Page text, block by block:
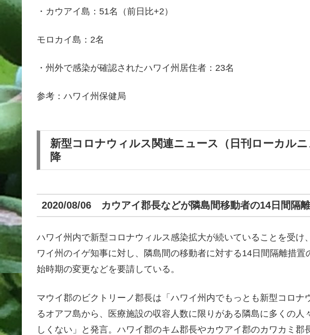
・カウアイ島：51名（前日比+2）
モロカイ島：2名
・州外で感染が確認されたハワイ州居住者：23名
参考：ハワイ州保健局
新型コロナウィルス関連ニュース（日刊ローカル
降
2020/08/06 カウアイ郡長などが隣島間移動者の14日間隔
ハワイ州内で新型コロナウィルス感染拡大が続いていることを受け
ワイ州のイゲ知事に対し、隣島間の移動者に対する14日間隔離措置
始時期の変更などを要請している。
マウイ郡のビクトリーノ郡長は「ハワイ州内でもっとも新型コロナ
るオアフ島から、医療施設の収容人数に限りがある隣島に多くの人
しくない」と発言。ハワイ郡のキム郡長やカウアイ郡のカワカミ郡